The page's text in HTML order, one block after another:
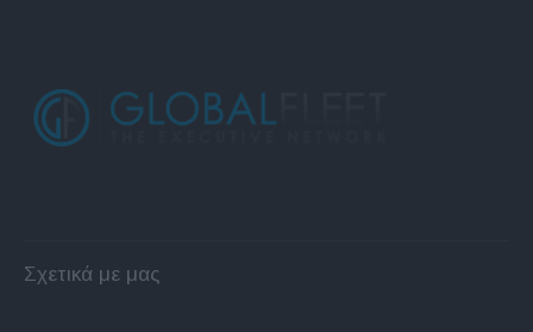
Σχετικά με μας